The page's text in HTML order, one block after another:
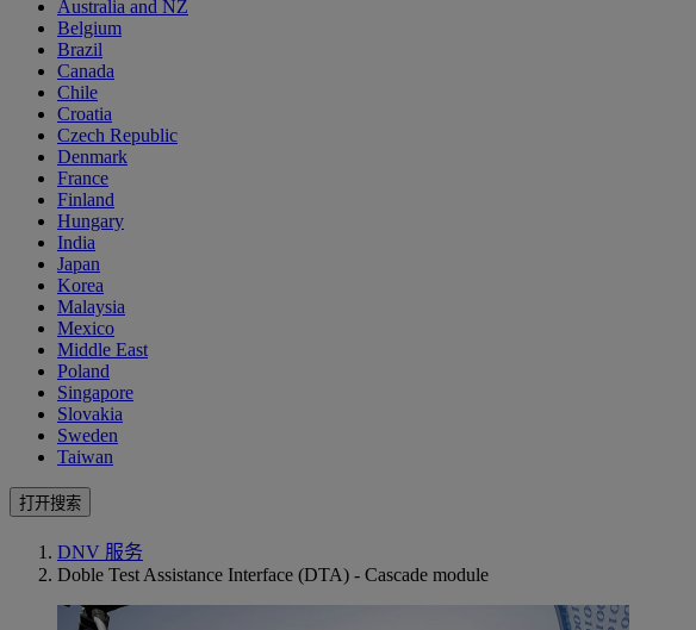
Australia and NZ
Belgium
Brazil
Canada
Chile
Croatia
Czech Republic
Denmark
France
Finland
Hungary
India
Japan
Korea
Malaysia
Mexico
Middle East
Poland
Singapore
Slovakia
Sweden
Taiwan
打开搜索
DNV 服务
Doble Test Assistance Interface (DTA) - Cascade module